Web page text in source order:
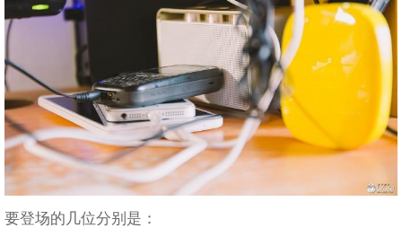
要登场的几位分别是：